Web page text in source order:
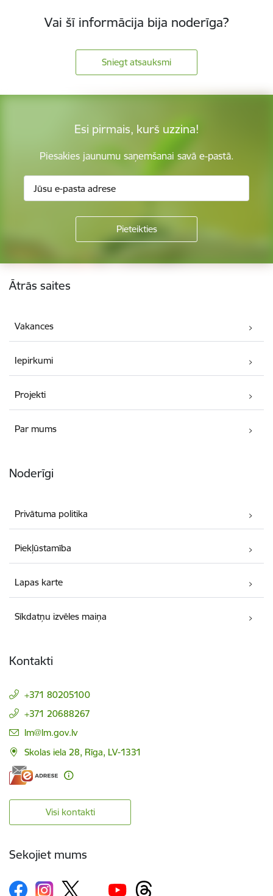
Vai šī informācija bija noderīga?
Sniegt atsauksmi
Esi pirmais, kurš uzzina!
Piesakies jaunumu saņemšanai savā e-pastā.
Kājene
Ātrās saites
Vakances
Iepirkumi
Projekti
Par mums
Noderīgi
Privātuma politika
Piekļūstamība
Lapas karte
Sīkdatņu izvēles maiņa
Kontakti
+371 80205100
+371 20688267
E-pasts:
lm@lm.gov.lv
Skolas iela 28, Rīga, LV-1331
Visi kontakti
Sekojiet mums